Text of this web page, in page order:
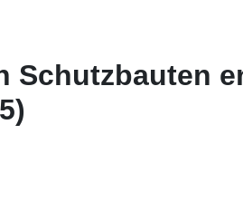
Schutzbauten